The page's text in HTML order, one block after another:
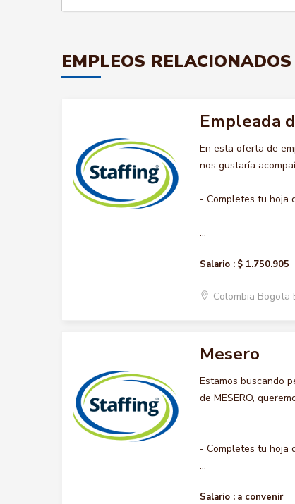
EMPLEOS RELACIONADOS
Empleada
En esta oferta de
nos gustaría
- Completes tu hoja
...
Salario : $ 1.750.905
Colombia Bogota
Mesero
Estamos buscando
de MESERO,
- Completes tu hoja
...
Salario : a convenir